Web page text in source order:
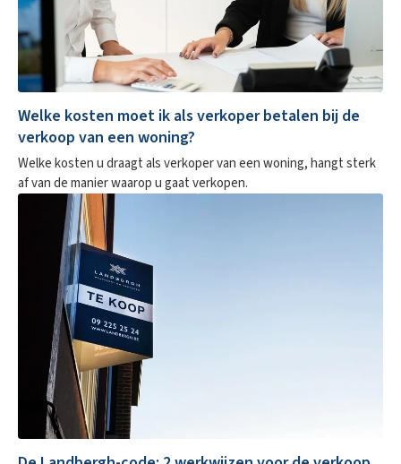
Welke kosten moet ik als verkoper betalen bij de
verkoop van een woning?
Welke kosten u draagt als verkoper van een woning, hangt sterk
af van de manier waarop u gaat verkopen.